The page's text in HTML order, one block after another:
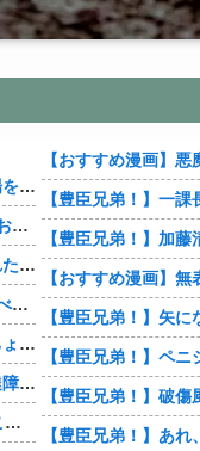
【発見】発達っぽい奴の共通点って『立場を理解できない』だよな
【悲報】おしっこモンスターワイ、2時間おきにトイレへ
【画像】女性、『大人のおもちゃ』を入れたままMRI検査を受けた結果 →
【警告】職務経歴書の『最初の5行に書くべきこと』がこれ
『ヒツジのいらない枕』←持ってるやつちょっとこい
ワイみたいな『勉強だけできる高学歴発達障害者』ってどう生きたらいいんや？
【驚愕】親の年金を食いつぶす48歳ひきこもり…絶望の底から家族を救ったのは『障害基礎年金』だった
【豊臣兄弟！】一